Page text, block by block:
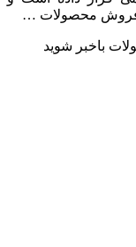
فروش محصولات …
باخبر شوید